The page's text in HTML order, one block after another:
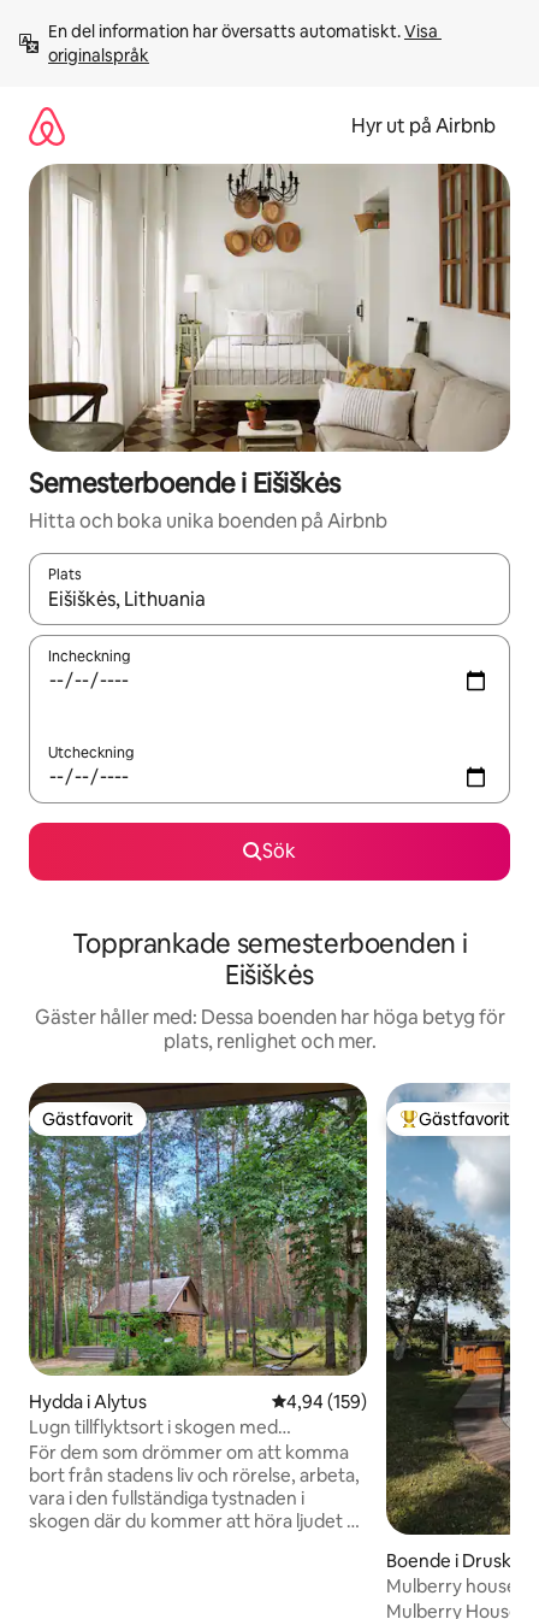
innehåll
En del information har översatts automatiskt. Visa
originalspråk
Hyr ut på Airbnb
Semesterboende i Eišiškės
Hitta och boka unika boenden på Airbnb
Plats
När resultaten är tillgängliga kan du navigera med upp- och
Incheckning
Utcheckning
Sök
Topprankade semesterboenden i
Eišiškės
Gäster håller med: Dessa boenden har höga betyg för
plats, renlighet och mer.
Gästfavorit
Gästfavorit
Hydda i Alytus 4,94 av 5 i genomsnittligt
4,94 (159)
Lugn tillflyktsort i skogen med
cederträbastu och badkar
För dem som drömmer om att komma
bort från stadens liv och rörelse, arbeta,
vara i den fullständiga tystnaden i
skogen där du kommer att höra ljudet av
Populär
Gästfavorit
Boende i
Mulberry house
Mulberry House